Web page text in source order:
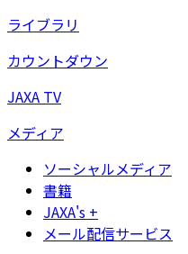
ライブラリ
カウントダウン
JAXA TV
メディア
ソーシャルメディア
書籍
JAXA's +
メール配信サービス